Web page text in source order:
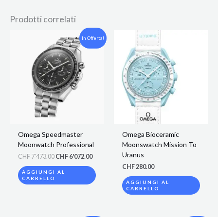
Prodotti correlati
In Offerta!
Omega Speedmaster
Moonwatch Professional
CHF7'473.00
prezzo
originale
era:
CHF 7'473.00.
CHF6'072.00
prezzo
attuale
CHF 6'072.00.
AGGIUNGI AL
CARRELLO
Omega Bioceramic
Moonswatch Mission To
Uranus
CHF280.00
AGGIUNGI AL
CARRELLO